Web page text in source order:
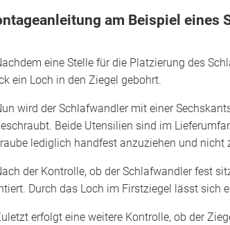
am Beispiel eines
eine Stelle für die Platzierung des
ein Loch in den Ziegel gebohrt.
wird der Schlafwandler mit einer
Beide Utensilien sind im
lediglich handfest anzuziehen und nicht
der Kontrolle, ob der Schlafwandler fest
Durch das Loch im Firstziegel lässt sich
erfolgt eine weitere Kontrolle, ob der